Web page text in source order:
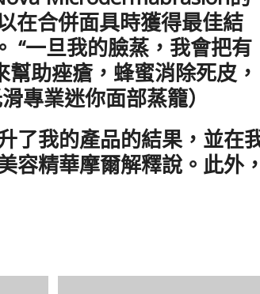
在合併面具時獲得最佳結
“一旦我的臉蒸，我會把有
助痤瘡，蜂蜜消除死皮，
專業迷你面部蒸籠）
了我的產品的結果，並在
容精華摩爾解釋說。此外